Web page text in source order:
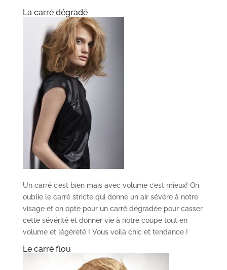
La carré dégradé
Un carré c’est bien mais avec volume c’est mieux! On
oublie le carré stricte qui donne un air sévère à notre
visage et on opte pour un carré dégradée pour casser
cette sévérité et donner vie à notre coupe tout en
volume et légèreté ! Vous voilà chic et tendance !
Le carré flou